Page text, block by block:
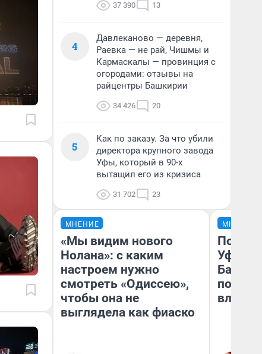
37 390 13
4
Давлеканово — деревня,
Раевка — не рай, Чишмы и
Кармаскалы — провинция с
огородами: отзывы на
райцентры Башкирии
34 426 20
5
Как по заказу. За что убили
директора крупного завода
Уфы, который в 90-х
вытащил его из кризиса
31 702 23
МНЕНИЕ
«Мы видим нового
Нолана»: с каким
настроем нужно
смотреть «Одиссею»,
чтобы она не
выглядела как фиаско
МНЕНИЕ
Уфы: